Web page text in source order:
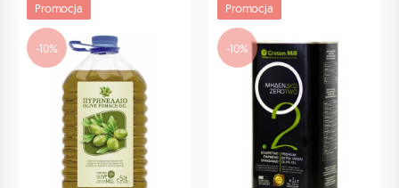
Promocja
-10%
Promocja
-10%